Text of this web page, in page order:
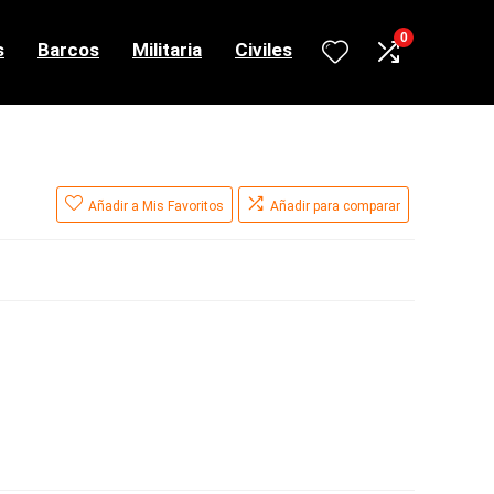
Barcos Militaria Civiles
0
Añadir a Mis Favoritos Añadir para comparar